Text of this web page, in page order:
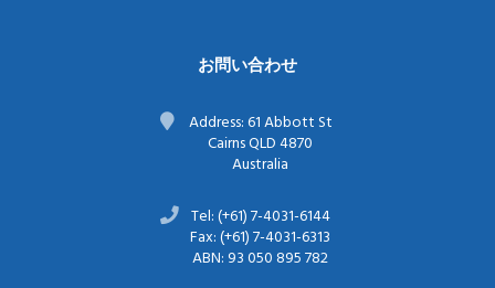
お問い合わせ
Address: 61 Abbott St
Cairns QLD 4870
Australia
Tel: (+61) 7-4031-6144
Fax: (+61) 7-4031-6313
ABN: 93 050 895 782